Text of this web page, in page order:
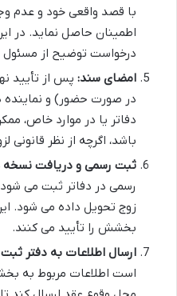
با قصد واقعی خود و عدم
اطمینان حاصل نماید. در
درخواست توضیح از
امضای سند: پس از تأیید
در صورت حضور) و نماینده
دفاتر یا در موارد خاص،
باشد، اگرچه از نظر قانونی
ثبت رسمی و دریافت نسخه
رسمی در دفاتر ثبت می
زوج تحویل داده می شود.
بخشش را تأیید می کنند.
ارسال اطلاعات به دفتر ثبت
است اطلاعات مربوط به